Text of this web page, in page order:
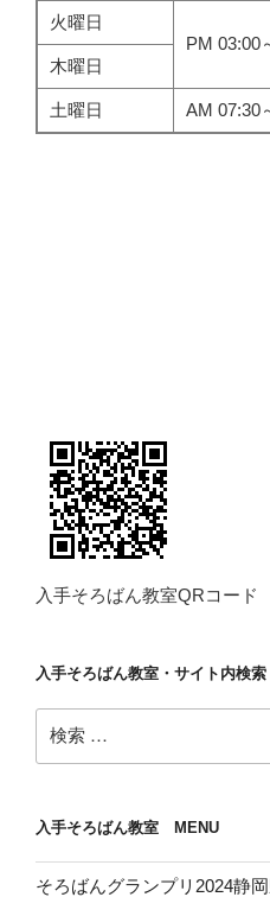
火曜日
PM 03:00
木曜日
土曜日 AM 07:30
入手そろばん教室QRコード
入手そろばん教室・サイト内検索
索:
入手そろばん教室 MENU
そろばんグランプリ2024静